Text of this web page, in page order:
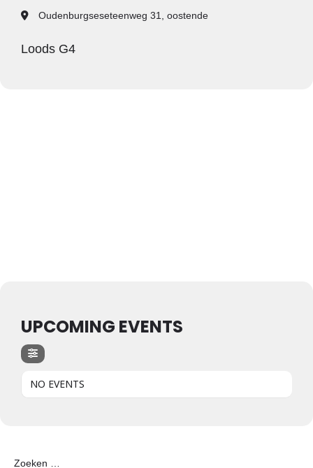
Oudenburgseseteenweg 31, oostende
Loods G4
UPCOMING EVENTS
NO EVENTS